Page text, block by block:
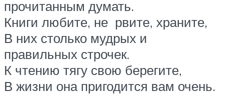
прочитанным думать.
Книги любите, не рвите, храните,
В них столько мудрых и
правильных строчек.
К чтению тягу свою берегите,
В жизни она пригодится вам очень.